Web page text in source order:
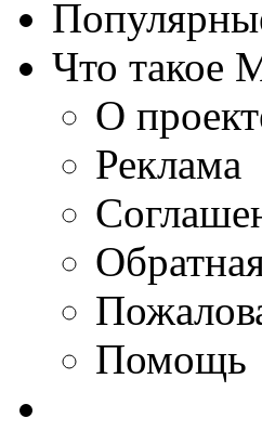
Что такое
О
Реклама
Помощь